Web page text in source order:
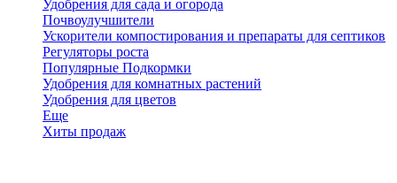
Удобрения для сада и огорода
Почвоулучшители
Ускорители компостирования и препараты для септиков
Регуляторы роста
Популярные Подкормки
Удобрения для комнатных растений
Удобрения для цветов
Еще
Хиты продаж